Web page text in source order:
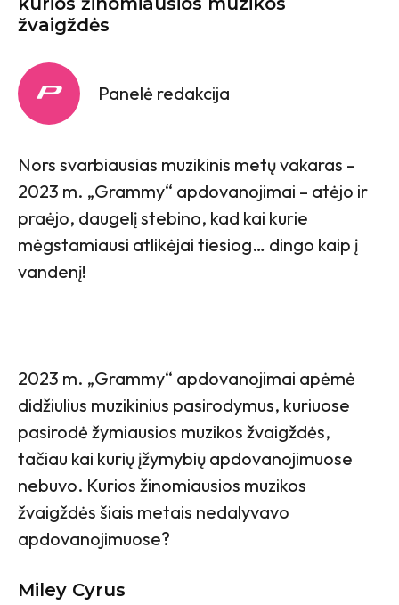
žvaigždės
Panelė redakcija
Nors svarbiausias muzikinis metų vakaras –
2023 m. „Grammy“ apdovanojimai – atėjo ir
praėjo, daugelį stebino, kad kai kurie
mėgstamiausi atlikėjai tiesiog… dingo kaip į
vandenį!
2023 m. „Grammy“ apdovanojimai apėmė
didžiulius muzikinius pasirodymus, kuriuose
pasirodė žymiausios muzikos žvaigždės,
tačiau kai kurių įžymybių apdovanojimuose
nebuvo. Kurios žinomiausios muzikos
žvaigždės šiais metais nedalyvavo
apdovanojimuose?
Miley Cyrus